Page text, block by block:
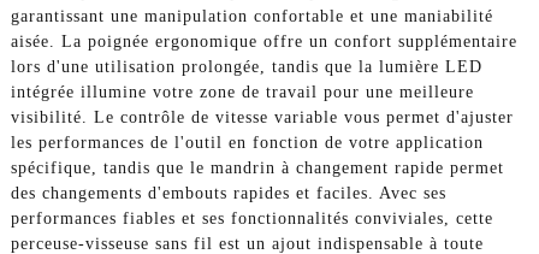
garantissant une manipulation confortable et une maniabilité
aisée. La poignée ergonomique offre un confort supplémentaire
lors d'une utilisation prolongée, tandis que la lumière LED
intégrée illumine votre zone de travail pour une meilleure
visibilité. Le contrôle de vitesse variable vous permet d'ajuster
les performances de l'outil en fonction de votre application
spécifique, tandis que le mandrin à changement rapide permet
des changements d'embouts rapides et faciles. Avec ses
performances fiables et ses fonctionnalités conviviales, cette
perceuse-visseuse sans fil est un ajout indispensable à toute